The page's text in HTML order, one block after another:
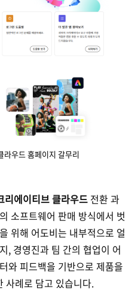
라우드 홈페이지 갈무리
리에이티브 클라우드 전환 과
소프트웨어 판매 방식에서 벗
위해 어도비는 내부적으로 얼
, 경영진과 팀 간의 협업이 어
와 피드백을 기반으로 제품을
사례로 담고 있습니다.